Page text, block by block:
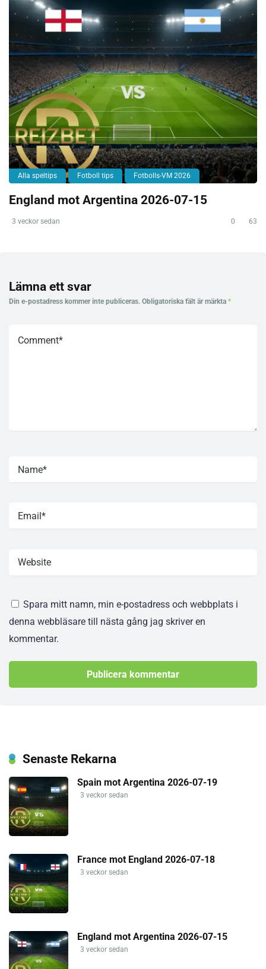
Alla speltips Fotboll tips Fotbolls-VM 2026
England mot Argentina 2026-07-15
3 veckor sedan 0 63
Lämna ett svar
Din e-postadress kommer inte publiceras. Obligatoriska fält är märkta *
Spara mitt namn, min e-postadress och webbplats i
denna webbläsare till nästa gång jag skriver en
kommentar.
Senaste Rekarna
Spain mot Argentina 2026-07-19
3 veckor sedan
France mot England 2026-07-18
3 veckor sedan
England mot Argentina 2026-07-15
3 veckor sedan